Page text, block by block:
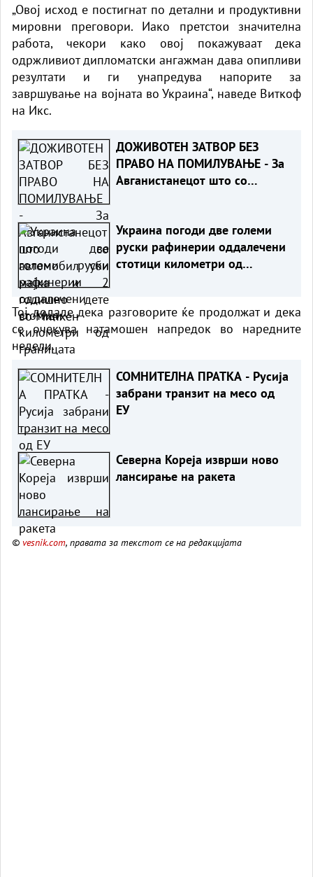
„Овој исход е постигнат по детални и продуктивни
мировни преговори. Иако претстои значителна
работа, чекори како овој покажуваат дека
одржливиот дипломатски ангажман дава опипливи
резултати и ги унапредува напорите за
завршување на војната во Украина“, наведе Виткоф
на Икс.
ДОЖИВОТЕН ЗАТВОР БЕЗ
ПРАВО НА ПОМИЛУВАЊЕ - За
Авганистанецот што со
Украина погоди две големи
руски рафинерии оддалечени
стотици километри од
Тој додаде дека разговорите ќе продолжат и дека
се очекува натамошен напредок во наредните
недели.
СОМНИТЕЛНА ПРАТКА - Русија
забрани транзит на месо од
ЕУ
Северна Кореја изврши ново
лансирање на ракета
© vesnik.com, правата за текстот се на редакцијата